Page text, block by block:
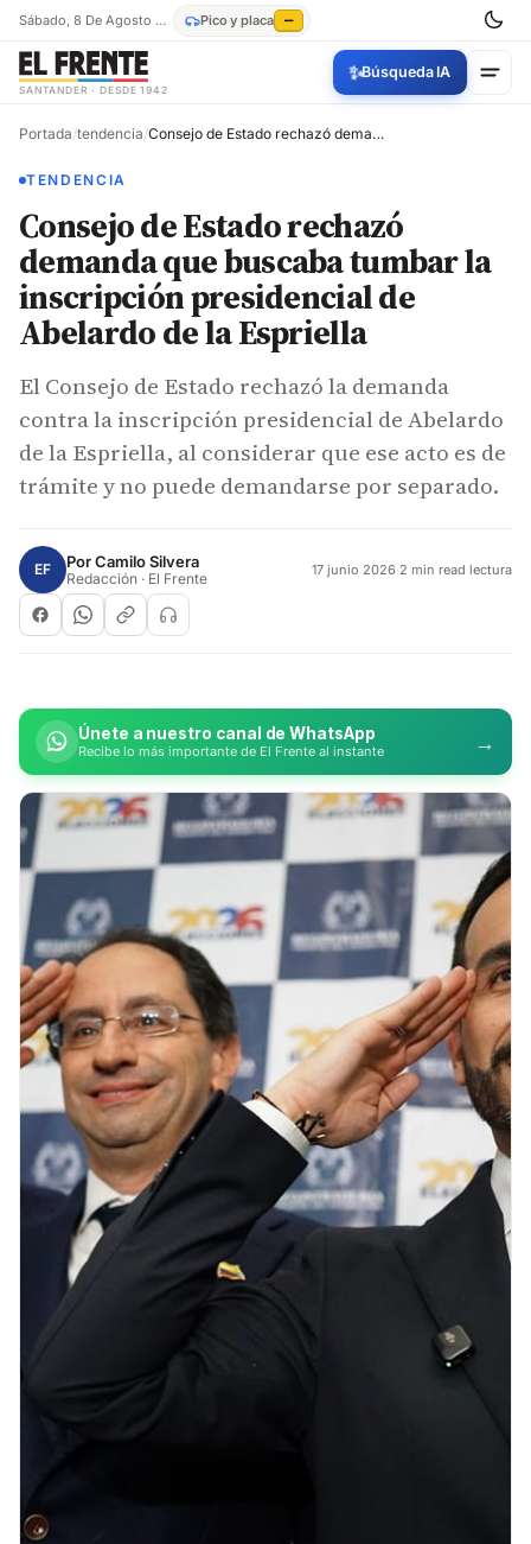
Sábado, 8 De Agosto De 2026 Pico y placa —
SANTANDER · DESDE 1942
✨Búsqueda IA
Portada/tendencia/ Consejo de Estado rechazó demanda que buscaba tumbar la inscripción presidencial de Abelardo de la Espriella
TENDENCIA
Consejo de Estado rechazó
demanda que buscaba tumbar la
inscripción presidencial de
Abelardo de la Espriella
El Consejo de Estado rechazó la demanda
contra la inscripción presidencial de Abelardo
de la Espriella, al considerar que ese acto es de
trámite y no puede demandarse por separado.
EF PorCamilo Silvera
Redacción · El Frente 17 junio 2026·2 min read lectura
Únete a nuestro canal de WhatsApp
Recibe lo más importante de El Frente al instante →